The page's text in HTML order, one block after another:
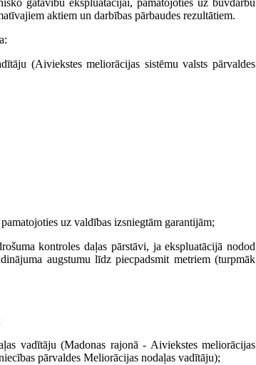
gatavību ekspluatācijai, pamatojoties uz būvdarbu
aktiem un darbības pārbaudes rezultātiem.
(Aiviekstes meliorācijas sistēmu valsts pārvaldes
uz valdības izsniegtām garantijām;
kontroles daļas pārstāvi, ja ekspluatācijā nodod
augstumu līdz piecpadsmit metriem (turpmāk
vadītāju (Madonas rajonā - Aiviekstes meliorācijas
pārvaldes Meliorācijas nodaļas vadītāju);